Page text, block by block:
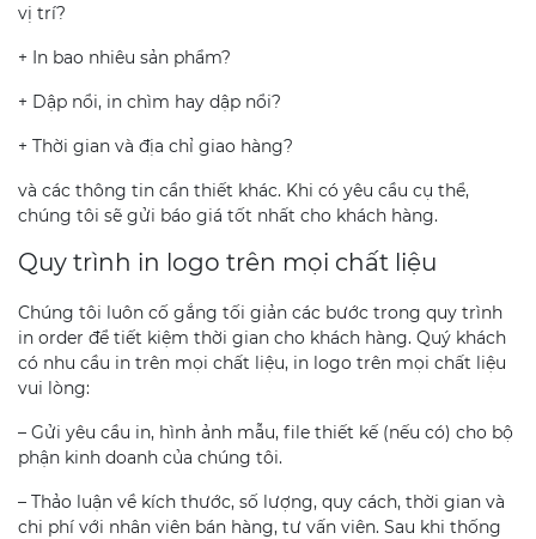
vị trí?
+ In bao nhiêu sản phẩm?
+ Dập nổi, in chìm hay dập nổi?
+ Thời gian và địa chỉ giao hàng?
và các thông tin cần thiết khác. Khi có yêu cầu cụ thể,
chúng tôi sẽ gửi báo giá tốt nhất cho khách hàng.
Quy trình in logo trên mọi chất liệu
Chúng tôi luôn cố gắng tối giản các bước trong quy trình
in order để tiết kiệm thời gian cho khách hàng. Quý khách
có nhu cầu in trên mọi chất liệu, in logo trên mọi chất liệu
vui lòng:
– Gửi yêu cầu in, hình ảnh mẫu, file thiết kế (nếu có) cho bộ
phận kinh doanh của chúng tôi.
– Thảo luận về kích thước, số lượng, quy cách, thời gian và
chi phí với nhân viên bán hàng, tư vấn viên. Sau khi thống